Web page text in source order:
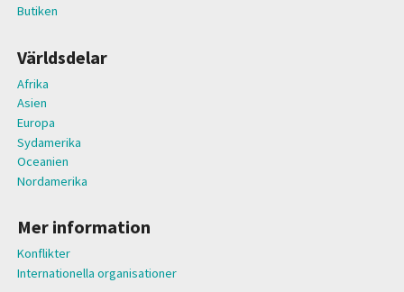
Butiken
Världsdelar
Afrika
Asien
Europa
Sydamerika
Oceanien
Nordamerika
Mer information
Konflikter
Internationella organisationer